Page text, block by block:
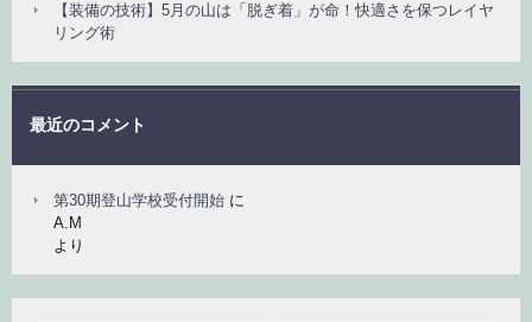
【装備の技術】5月の山は「脱ぎ着」が命！快適さを保つレイヤ
リング術
最近のコメント
第30期登山学校受付開始 に
A.M
より